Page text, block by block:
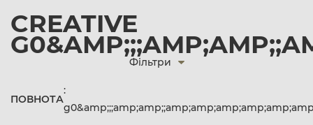
CREATIVE
Фільтри
ПОВНОТА
: